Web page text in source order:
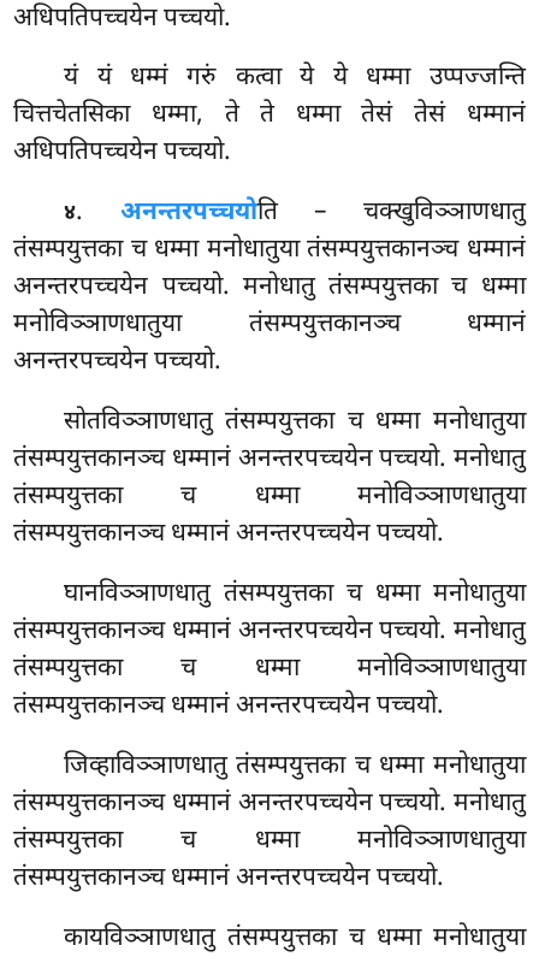
अधिपतिपच्चयेन पच्चयो.
यं यं धम्मं गरुं कत्वा ये ये धम्मा उप्पज्जन्ति
चित्तचेतसिका धम्मा, ते ते धम्मा तेसं तेसं धम्मानं
अधिपतिपच्चयेन पच्चयो.
४. अनन्तरपच्चयोति– चक्खुविञ्ञाणधातु
तंसम्पयुत्तका च धम्मा मनोधातुया तंसम्पयुत्तकानञ्च धम्मानं
अनन्तरपच्चयेन पच्चयो. मनोधातु तंसम्पयुत्तका च धम्मा
मनोविञ्ञाणधातुया तंसम्पयुत्तकानञ्च धम्मानं
अनन्तरपच्चयेन पच्चयो.
सोतविञ्ञाणधातुतंसम्पयुत्तका च धम्मा मनोधातुया
तंसम्पयुत्तकानञ्च धम्मानं अनन्तरपच्चयेन पच्चयो. मनोधातु
तंसम्पयुत्तका च धम्मा मनोविञ्ञाणधातुया
तंसम्पयुत्तकानञ्च धम्मानं अनन्तरपच्चयेन पच्चयो.
घानविञ्ञाणधातु तंसम्पयुत्तका च धम्मा मनोधातुया
तंसम्पयुत्तकानञ्च धम्मानं अनन्तरपच्चयेन पच्चयो. मनोधातु
तंसम्पयुत्तका च धम्मा मनोविञ्ञाणधातुया
तंसम्पयुत्तकानञ्च धम्मानं अनन्तरपच्चयेन पच्चयो.
जिव्हाविञ्ञाणधातु तंसम्पयुत्तका च धम्मा मनोधातुया
तंसम्पयुत्तकानञ्च धम्मानं अनन्तरपच्चयेन पच्चयो. मनोधातु
तंसम्पयुत्तका च धम्मा मनोविञ्ञाणधातुया
तंसम्पयुत्तकानञ्च धम्मानं अनन्तरपच्चयेन पच्चयो.
कायविञ्ञाणधातु तंसम्पयुत्तका च धम्मा मनोधातुया